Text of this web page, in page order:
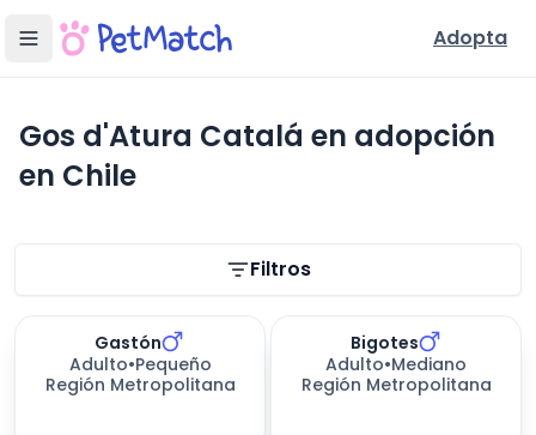
Adopta
Gos d'Atura Catalá en adopción
en Chile
Filtros
Gastón
Adulto•Pequeño
Región Metropolitana
Bigotes
Adulto•Mediano
Región Metropolitana